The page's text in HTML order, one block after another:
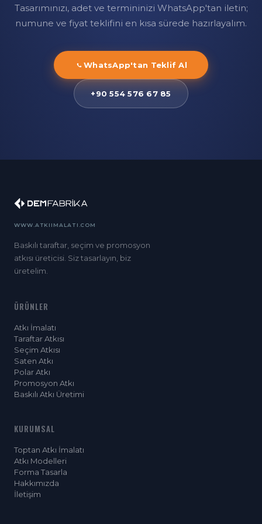
Tasarımınızı, adet ve termininizi WhatsApp'tan iletin;
numune ve fiyat teklifini en kısa sürede hazırlayalım.
WhatsApp'tan Teklif Al
+90 554 576 67 85
WWW.ATKIIMALATI.COM
Baskılı taraftar, seçim ve promosyon
atkısı üreticisi. Siz tasarlayın, biz
üretelim.
ÜRÜNLER
Atkı İmalatı
Taraftar Atkısı
Seçim Atkısı
Saten Atkı
Polar Atkı
Promosyon Atkı
Baskılı Atkı Üretimi
KURUMSAL
Toptan Atkı İmalatı
Atkı Modelleri
Forma Tasarla
Hakkımızda
İletişim